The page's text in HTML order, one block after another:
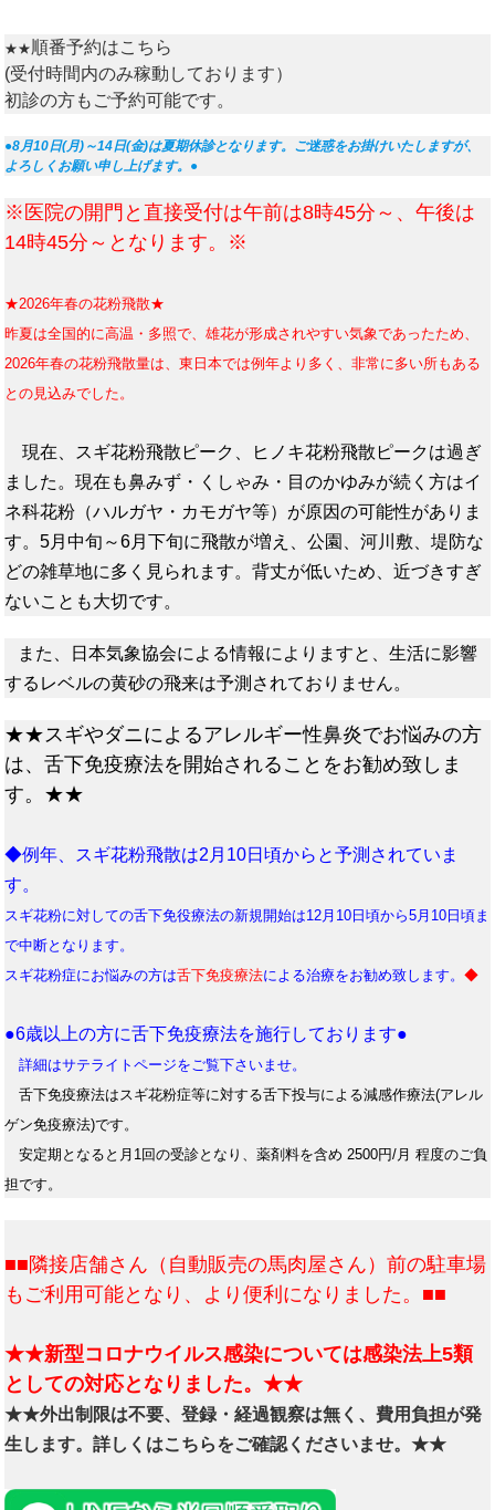
★★順番予約はこちら
(受付時間内のみ稼動しております）
初診の方もご予約可能です。
●8月10日(月)～14日(金)は夏期休診となります。ご迷惑をお掛けいたしますが、
よろしくお願い申し上げます。●
※医院の開門と直接受付は午前は8時45分～、午後は
14時45分～となります。※
★2026年春の花粉飛散★
昨夏は全国的に高温・多照で、雄花が形成されやすい気象であったため、
2026年春の花粉飛散量は、東日本では例年より多く、非常に多い所もある
との見込みでした。
現在、スギ花粉飛散ピーク、ヒノキ花粉飛散ピークは過ぎ
ました。現在も鼻みず・くしゃみ・目のかゆみが続く方はイ
ネ科花粉（ハルガヤ・カモガヤ等）が原因の可能性がありま
す。5月中旬～6月下旬に飛散が増え、公園、河川敷、堤防な
どの雑草地に多く見られます。背丈が低いため、近づきすぎ
ないことも大切です。
また、日本気象協会による情報によりますと、生活に影響
するレベルの黄砂の飛来は予測されておりません。
★★スギやダニによるアレルギー性鼻炎でお悩みの方
は、舌下免疫療法を開始されることをお勧め致しま
す。★★
◆例年、スギ花粉飛散は2月10日頃からと予測されていま
す。
スギ花粉に対しての舌下免役療法の新規開始は12月10日頃から5月10日頃ま
で中断となります。
スギ花粉症にお悩みの方は舌下免疫療法による治療をお勧め致します。◆
●6歳以上の方に舌下免疫療法を施行しております●
詳細はサテライトページをご覧下さいませ。
舌下免疫療法はスギ花粉症等に対する舌下投与による減感作療法(アレル
ゲン免疫療法)です。
安定期となると月1回の受診となり、薬剤料を含め 2500円/月 程度のご負
担です。
■■隣接店舗さん（自動販売の馬肉屋さん）前の駐車場
もご利用可能となり、より便利になりました。■■
★★新型コロナウイルス感染については感染法上5類
としての対応となりました。★★
★★外出制限は不要、登録・経過観察は無く、費用負担が発
生します。詳しくはこちらをご確認くださいませ。★★